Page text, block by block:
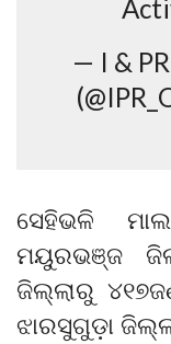
— I &
ସେହିଭଳି
ମୟୁରଭଞ୍ଜ
ଜିଲ୍ଲାରୁ
ଝାରସୁଗୁଡ଼ା